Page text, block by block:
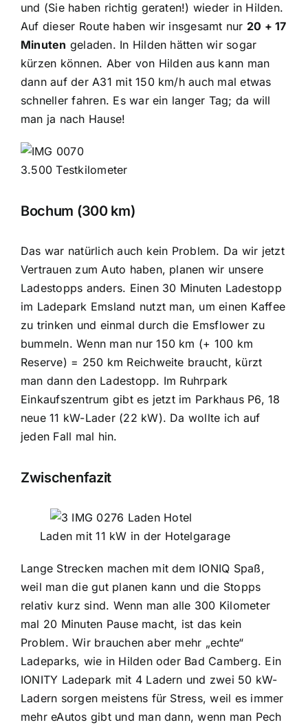
und (Sie haben richtig geraten!) wieder in Hilden.
Auf dieser Route haben wir insgesamt nur 20 + 17
Minuten geladen. In Hilden hätten wir sogar
kürzen können. Aber von Hilden aus kann man
dann auf der A31 mit 150 km/h auch mal etwas
schneller fahren. Es war ein langer Tag; da will
man ja nach Hause!
3.500 Testkilometer
Bochum (300 km)
Das war natürlich auch kein Problem. Da wir jetzt
Vertrauen zum Auto haben, planen wir unsere
Ladestopps anders. Einen 30 Minuten Ladestopp
im Ladepark Emsland nutzt man, um einen Kaffee
zu trinken und einmal durch die Emsflower zu
bummeln. Wenn man nur 150 km (+ 100 km
Reserve) = 250 km Reichweite braucht, kürzt
man dann den Ladestopp. Im Ruhrpark
Einkaufszentrum gibt es jetzt im Parkhaus P6, 18
neue 11 kW-Lader (22 kW). Da wollte ich auf
jeden Fall mal hin.
Zwischenfazit
Laden mit 11 kW in der Hotelgarage
Lange Strecken machen mit dem IONIQ Spaß,
weil man die gut planen kann und die Stopps
relativ kurz sind. Wenn man alle 300 Kilometer
mal 20 Minuten Pause macht, ist das kein
Problem. Wir brauchen aber mehr „echte“
Ladeparks, wie in Hilden oder Bad Camberg. Ein
IONITY Ladepark mit 4 Ladern und zwei 50 kW-
Ladern sorgen meistens für Stress, weil es immer
mehr eAutos gibt und man dann, wenn man Pech